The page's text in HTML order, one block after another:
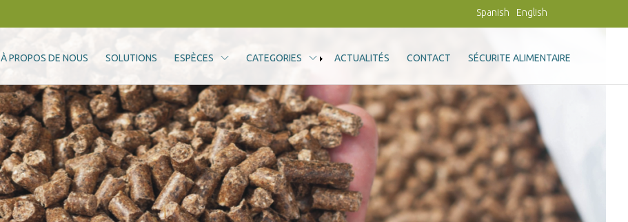
English
Spanish
À PROPOS DE NOUS SOLUTIONS ESPÈCES CATEGORIES ACTUALITÉS CONTACT SÉCURITE ALIMENTAIRE